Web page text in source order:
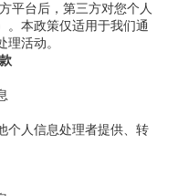
平台后，第三方对您个人
。本政策仅适用于我们通
活动。
个人信息处理者提供、转